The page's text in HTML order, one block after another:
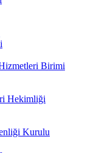
Birimi
Hekimliği
Kurulu